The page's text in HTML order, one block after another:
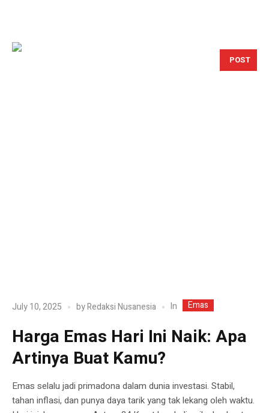
POST
July 10, 2025 byRedaksi Nusanesia In Emas
Harga Emas Hari Ini Naik: Apa
Artinya Buat Kamu?
Emas selalu jadi primadona dalam dunia investasi. Stabil,
tahan inflasi, dan punya daya tarik yang tak lekang oleh waktu.